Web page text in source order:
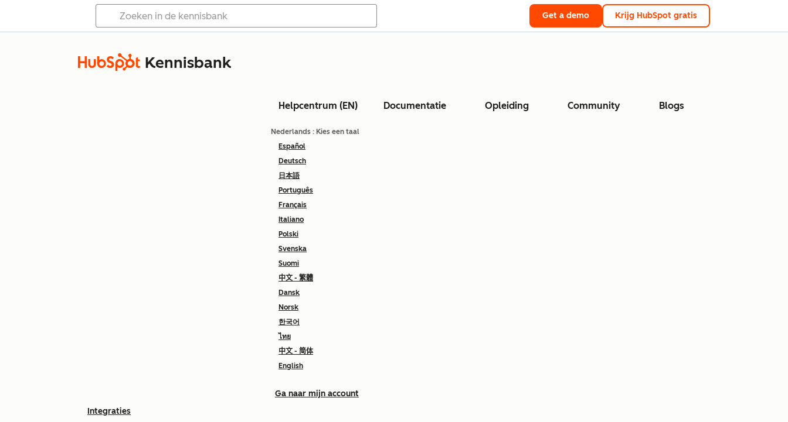
Get a demo Krijg HubSpot gratis
Kennisbank
Helpcentrum (EN) Documentatie Opleiding Community Blogs
Nederlands : Kies een taal
Español
Deutsch
日本語
Português
Français
Italiano
Polski
Svenska
Suomi
中文 - 繁體
Dansk
Norsk
한국어
ไทย
中文 - 简体
English
Ga naar mijn account
Integraties